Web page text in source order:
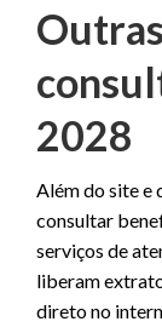
2028
Além do site e
consultar
serviços de
liberam
direto no